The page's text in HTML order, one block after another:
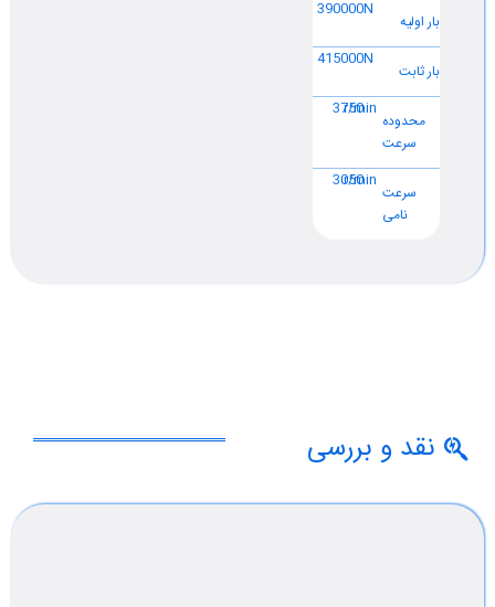
بار اولیه
N
390000
بار ثابت
N
415000
محدوده
سرعت
r/min
3750
سرعت
نامی
r/min
3050
نقد و بررسی